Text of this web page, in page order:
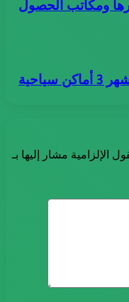
ومكاتب الحصول
عروض رحلات سياحية في جدة وأشهر 3 أماكن سياحية
الإلزامية مشار إليها بـ